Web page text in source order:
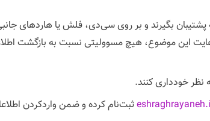
بگیرند و بر روی سی‌دی، فلش یا هاردهای
این موضوع، هیچ مسوولیتی نسبت به بازگشت
نظر خودداری کنند.
ثبت‌نام کرده و ضمن واردکردن